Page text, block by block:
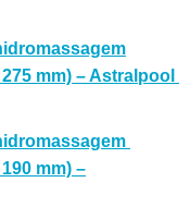
mm) – Astralpool
mm) –